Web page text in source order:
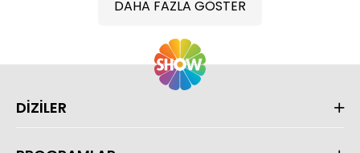
DAHA FAZLA GÖSTER
DİZİLER